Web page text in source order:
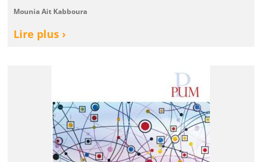
Mounia Ait Kabboura
Lire plus ›